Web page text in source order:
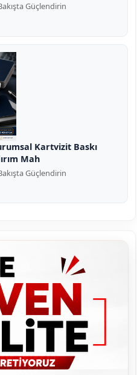
Güçlendirin
Kartvizit Baskı
Mah
Güçlendirin